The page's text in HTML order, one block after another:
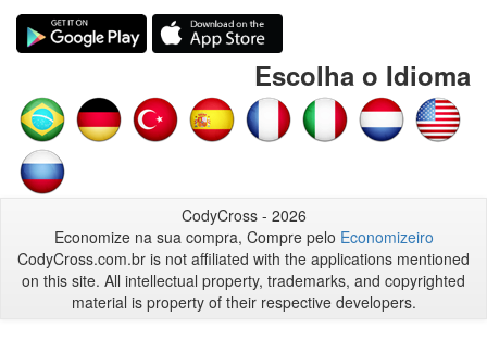
Escolha o Idioma
CodyCross - 2026
Economize na sua compra, Compre pelo Economizeiro
CodyCross.com.br is not affiliated with the applications mentioned
on this site. All intellectual property, trademarks, and copyrighted
material is property of their respective developers.